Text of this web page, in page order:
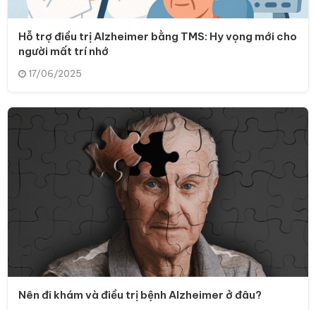
Hỗ trợ điều trị Alzheimer bằng TMS: Hy vọng mới cho
người mất trí nhớ
17/06/2025
Nên đi khám và điều trị bệnh Alzheimer ở đâu?